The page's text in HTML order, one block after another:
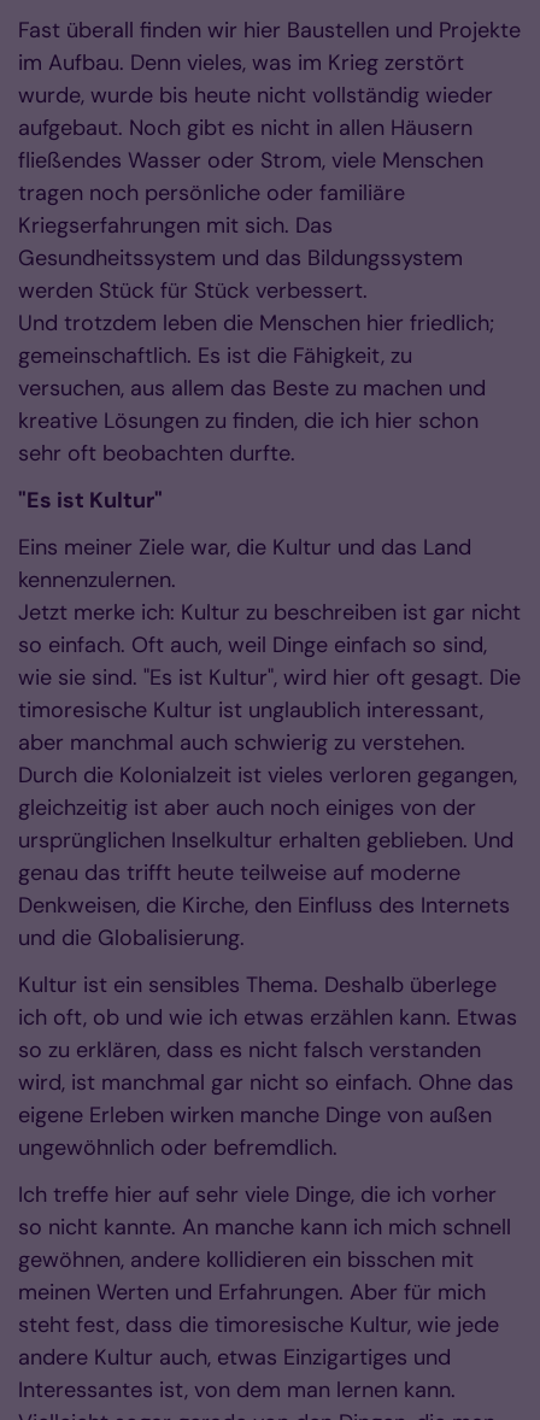
Fast überall finden wir hier Baustellen und Projekte
im Aufbau. Denn vieles, was im Krieg zerstört
wurde, wurde bis heute nicht vollständig wieder
aufgebaut. Noch gibt es nicht in allen Häusern
fließendes Wasser oder Strom, viele Menschen
tragen noch persönliche oder familiäre
Kriegserfahrungen mit sich. Das
Gesundheitssystem und das Bildungssystem
werden Stück für Stück verbessert.
Und trotzdem leben die Menschen hier friedlich;
gemeinschaftlich. Es ist die Fähigkeit, zu
versuchen, aus allem das Beste zu machen und
kreative Lösungen zu finden, die ich hier schon
sehr oft beobachten durfte.
"Es ist Kultur"
Eins meiner Ziele war, die Kultur und das Land
kennenzulernen.
Jetzt merke ich: Kultur zu beschreiben ist gar nicht
so einfach. Oft auch, weil Dinge einfach so sind,
wie sie sind. "Es ist Kultur", wird hier oft gesagt. Die
timoresische Kultur ist unglaublich interessant,
aber manchmal auch schwierig zu verstehen.
Durch die Kolonialzeit ist vieles verloren gegangen,
gleichzeitig ist aber auch noch einiges von der
ursprünglichen Inselkultur erhalten geblieben. Und
genau das trifft heute teilweise auf moderne
Denkweisen, die Kirche, den Einfluss des Internets
und die Globalisierung.
Kultur ist ein sensibles Thema. Deshalb überlege
ich oft, ob und wie ich etwas erzählen kann. Etwas
so zu erklären, dass es nicht falsch verstanden
wird, ist manchmal gar nicht so einfach. Ohne das
eigene Erleben wirken manche Dinge von außen
ungewöhnlich oder befremdlich.
Ich treffe hier auf sehr viele Dinge, die ich vorher
so nicht kannte. An manche kann ich mich schnell
gewöhnen, andere kollidieren ein bisschen mit
meinen Werten und Erfahrungen. Aber für mich
steht fest, dass die timoresische Kultur, wie jede
andere Kultur auch, etwas Einzigartiges und
Interessantes ist, von dem man lernen kann.